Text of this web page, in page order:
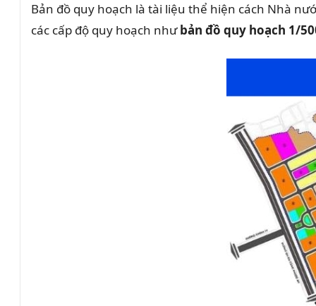
Bản đồ quy hoạch là tài liệu thể hiện cách Nhà
các cấp độ quy hoạch nhưbản đồ quy hoạch 1/